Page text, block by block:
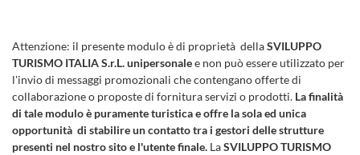
Attenzione: il presente modulo è di proprietà dellaSVILUPPO
TURISMO ITALIA S.r.L. unipersonalee non può essere utilizzato per
l'invio di messaggi promozionali che contengano offerte di
collaborazione o proposte di fornitura servizi o prodotti. La finalità
di tale modulo è puramente turistica e offre la sola ed unica
opportunità di stabilire un contatto tra i gestori delle strutture
presenti nel nostro sito e l'utente finale. LaSVILUPPO TURISMO